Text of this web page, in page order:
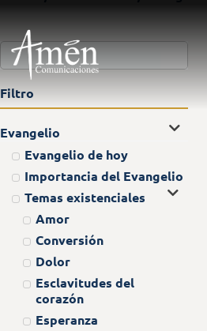
Filtro
Evangelio
Evangelio de hoy
Importancia del Evangelio
Temas existenciales
Amor
Conversión
Dolor
Esclavitudes del
corazón
Esperanza